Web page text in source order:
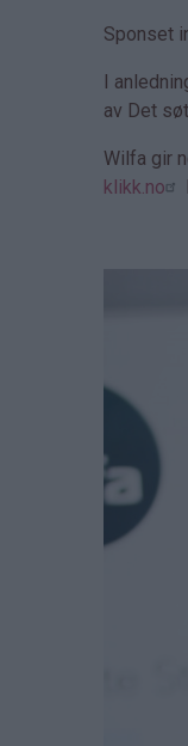
Sponset
I
av Det
Wilfa gir
klikk.no